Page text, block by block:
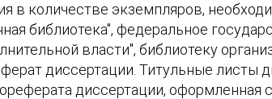
в количестве экземпляров,
библиотека", федеральное
власти", библиотеку
диссертации. Титульные
диссертации,